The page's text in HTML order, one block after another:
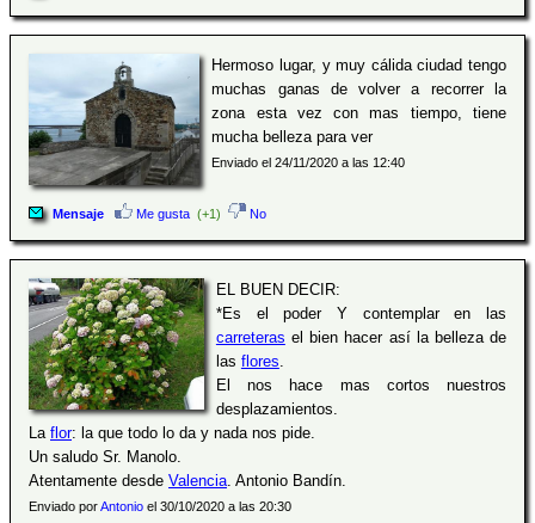
Hermoso lugar, y muy cálida ciudad tengo
muchas ganas de volver a recorrer la
zona esta vez con mas tiempo, tiene
mucha belleza para ver
Enviado el 24/11/2020 a las 12:40
Mensaje Me gusta (+1) No
EL BUEN DECIR:
*Es el poder Y contemplar en las
carreteras el bien hacer así la belleza de
las flores
El nos hace mas cortos nuestros
desplazamientos.
La flor: la que todo lo da y nada nos pide.
Un saludo Sr. Manolo.
Atentamente desde Valencia . Antonio Bandín.
Enviado porAntonio el 30/10/2020 a las 20:30